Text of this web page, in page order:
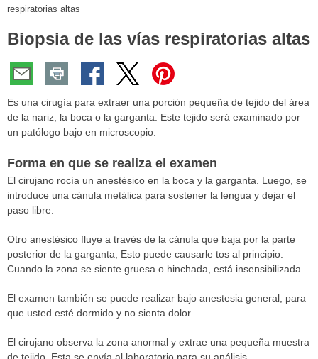
está
respiratorias altas
Biopsia de las vías respiratorias altas
Es una cirugía para extraer una porción pequeña de tejido del área
de la nariz, la boca o la garganta. Este tejido será examinado por
un patólogo bajo en microscopio.
Forma en que se realiza el examen
El cirujano rocía un anestésico en la boca y la garganta. Luego, se
introduce una cánula metálica para sostener la lengua y dejar el
paso libre.
Otro anestésico fluye a través de la cánula que baja por la parte
posterior de la garganta, Esto puede causarle tos al principio.
Cuando la zona se siente gruesa o hinchada, está insensibilizada.
El examen también se puede realizar bajo anestesia general, para
que usted esté dormido y no sienta dolor.
El cirujano observa la zona anormal y extrae una pequeña muestra
de tejido. Esta se envía al laboratorio para su análisis.